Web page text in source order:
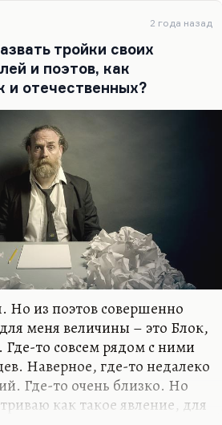
2 года назад
тройки своих
и поэтов, как
и отечественных?
Но из поэтов совершенно
меня величины – это Блок,
Где-то совсем рядом с ними
Наверное, где-то недалеко
Где-то очень близко. Но
как такое явление, для